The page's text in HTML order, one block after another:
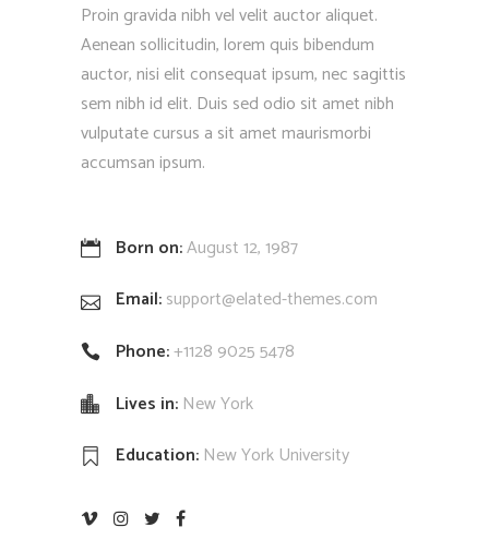
Proin gravida nibh vel velit auctor aliquet.
Aenean sollicitudin, lorem quis bibendum
auctor, nisi elit consequat ipsum, nec sagittis
sem nibh id elit. Duis sed odio sit amet nibh
vulputate cursus a sit amet maurismorbi
accumsan ipsum.
Born on:August 12, 1987
Email:support@elated-themes.com
Phone:+1128 9025 5478
Lives in: New York
Education: New York University